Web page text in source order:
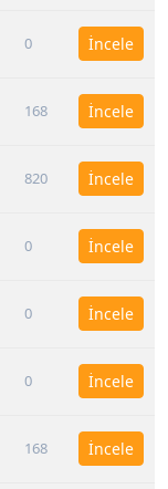
0 İncele
168 İncele
820 İncele
0 İncele
0 İncele
0 İncele
168 İncele